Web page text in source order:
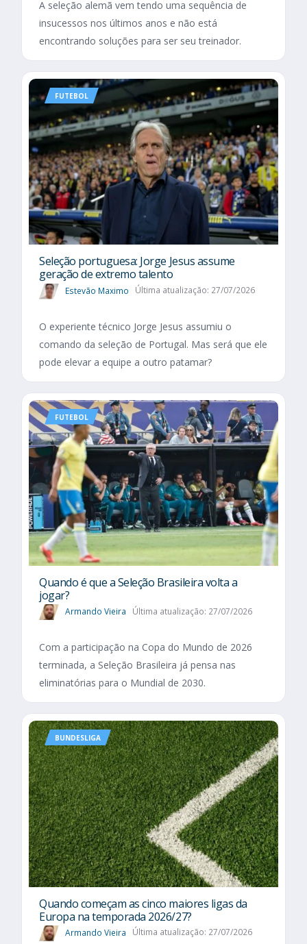
A seleção alemã vem tendo uma sequência de
insucessos nos últimos anos e não está
encontrando soluções para ser seu treinador.
FUTEBOL
Seleção portuguesa: Jorge Jesus assume
geração de extremo talento
Estevão Maximo Última atualização: 27/07/2026
O experiente técnico Jorge Jesus assumiu o
comando da seleção de Portugal. Mas será que ele
pode elevar a equipe a outro patamar?
FUTEBOL
Quando é que a Seleção Brasileira volta a
jogar?
Armando Vieira Última atualização: 27/07/2026
Com a participação na Copa do Mundo de 2026
terminada, a Seleção Brasileira já pensa nas
eliminatórias para o Mundial de 2030.
BUNDESLIGA
Quando começam as cinco maiores ligas da
Europa na temporada 2026/27?
Armando Vieira Última atualização: 27/07/2026